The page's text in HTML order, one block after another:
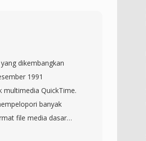
pemutaran
bit rate berbeda,
menyesuaikan kualitas
secara real time.
judul, penulis,
protokol
format ini untuk
dikembangkan
1991
multimedia QuickTime.
banyak
file media dasar
MP4. Kontainer